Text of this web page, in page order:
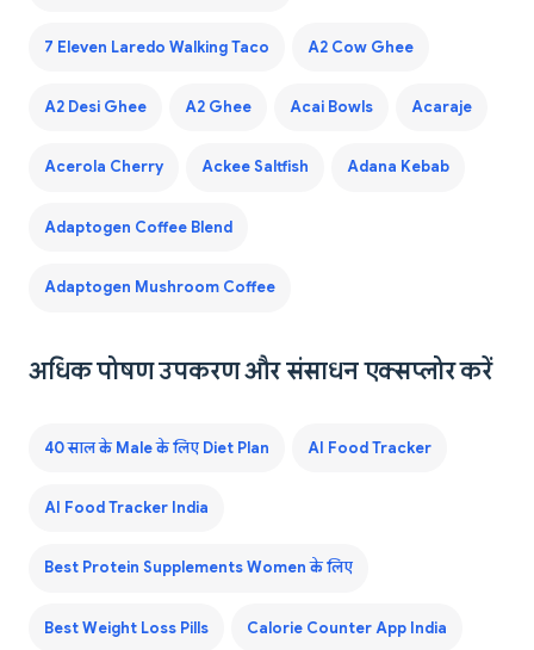
7 Eleven Laredo Walking Taco A2 Cow Ghee
A2 Desi Ghee A2 Ghee Acai Bowls Acaraje
Acerola Cherry Ackee Saltfish Adana Kebab
Adaptogen Coffee Blend
Adaptogen Mushroom Coffee
अधिक पोषण उपकरण और संसाधन एक्सप्लोर करें
40 साल के Male के लिए Diet Plan AI Food Tracker
AI Food Tracker India
Best Protein Supplements Women के लिए
Best Weight Loss Pills Calorie Counter App India